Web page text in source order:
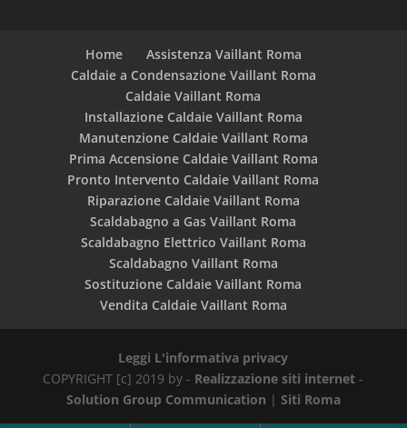
Home
Assistenza Vaillant Roma
Caldaie a Condensazione Vaillant Roma
Caldaie Vaillant Roma
Installazione Caldaie Vaillant Roma
Manutenzione Caldaie Vaillant Roma
Prima Accensione Caldaie Vaillant Roma
Pronto Intervento Caldaie Vaillant Roma
Riparazione Caldaie Vaillant Roma
Scaldabagno a Gas Vaillant Roma
Scaldabagno Elettrico Vaillant Roma
Scaldabagno Vaillant Roma
Sostituzione Caldaie Vaillant Roma
Vendita Caldaie Vaillant Roma
Leggi L'informativa privacy
COPYRIGHT [c] 2019 by - Realizzazione siti internet -
Solution Group Communication | Siti Roma